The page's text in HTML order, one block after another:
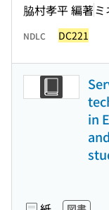
脇村孝平 編著
NDLC DC221
in